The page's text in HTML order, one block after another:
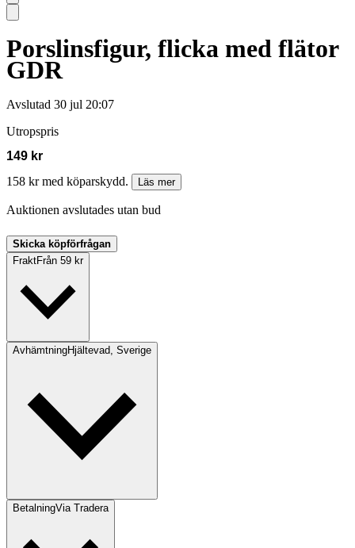
Porslinsfigur, flicka med flätor
GDR
Avslutad 30 jul 20:07
Utropspris
149 kr
158 kr med köparskydd.
Läs mer
Auktionen avslutades utan bud
Skicka köpförfrågan
FraktFrån 59 kr
AvhämtningHjältevad, Sverige
BetalningVia Tradera